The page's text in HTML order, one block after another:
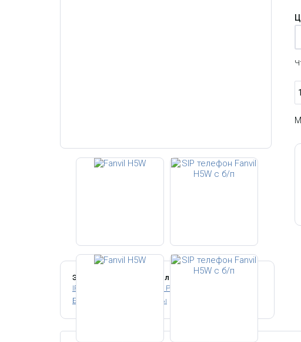
Этот товар относится к следующим категориям:
IP телефоны с поддержкой POE
Беспроводные IP телефоны